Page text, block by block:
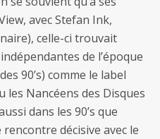
avec Stefan Ink,
celle-ci trouvait
de l’époque
90’s) comme le label
les Nancéens des Disques
dans les 90’s que
décisive avec le